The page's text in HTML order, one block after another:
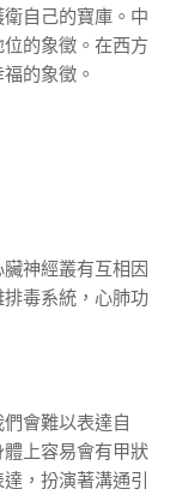
自己的寶庫。中
的象徵。在西方
的象徵。
神經叢有互相因
毒系統，心肺功
會難以表達自
上容易會有甲狀
，扮演著溝通引